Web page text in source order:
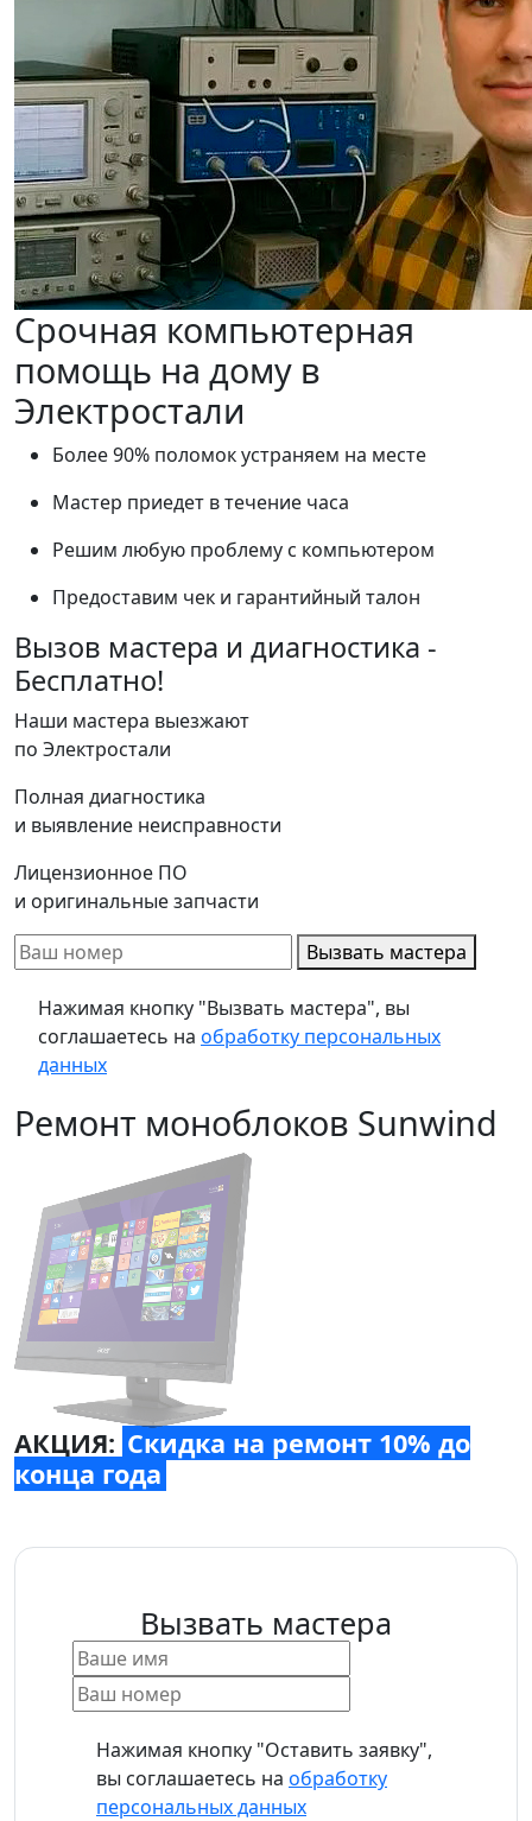
Срочная компьютерная
помощь на дому в
Электростали
Более 90% поломок устраняем на месте
Мастер приедет в течение часа
Решим любую проблему с компьютером
Предоставим чек и гарантийный талон
Вызов мастера и диагностика -
Бесплатно!
Наши мастера выезжают
по Электростали
Полная диагностика
и выявление неисправности
Лицензионное ПО
и оригинальные запчасти
Вызвать мастера
Нажимая кнопку "Вызвать мастера", вы
соглашаетесь на обработку персональных
данных
Ремонт моноблоков Sunwind
АКЦИЯ: Скидка на ремонт 10% до
конца года
Вызвать мастера
Нажимая кнопку "Оставить заявку",
вы соглашаетесь на обработку
персональных данных